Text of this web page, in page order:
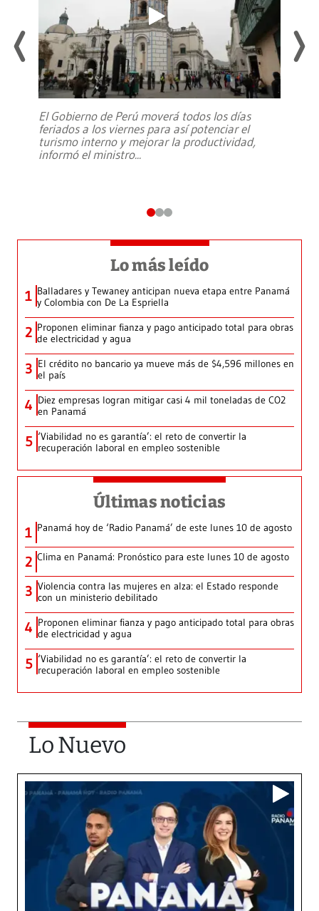
El Gobierno de Perú moverá todos los días
feriados a los viernes para así potenciar el
turismo interno y mejorar la productividad,
informó el ministro...
Lo más leído
1 Balladares y Tewaney anticipan nueva etapa entre Panamá
y Colombia con De La Espriella
2 Proponen eliminar fianza y pago anticipado total para obras
de electricidad y agua
3 El crédito no bancario ya mueve más de $4,596 millones en
el país
4 Diez empresas logran mitigar casi 4 mil toneladas de CO2
en Panamá
5 ‘Viabilidad no es garantía’: el reto de convertir la
recuperación laboral en empleo sostenible
Últimas noticias
1 Panamá hoy de ‘Radio Panamá’ de este lunes 10 de agosto
2 Clima en Panamá: Pronóstico para este lunes 10 de agosto
3 Violencia contra las mujeres en alza: el Estado responde
con un ministerio debilitado
4 Proponen eliminar fianza y pago anticipado total para obras
de electricidad y agua
5 ‘Viabilidad no es garantía’: el reto de convertir la
recuperación laboral en empleo sostenible
Lo Nuevo